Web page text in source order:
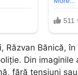
Bănică,
Din imaginile
fără tensiuni